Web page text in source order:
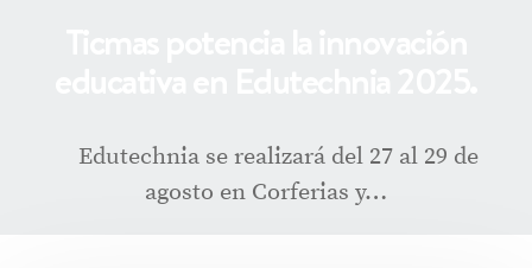
Edutechnia se realizará del 27 al 29 de
agosto en Corferias y…